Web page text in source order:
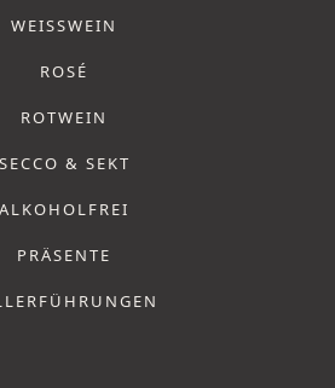
WEISSWEIN
ROSÉ
ROTWEIN
SECCO & SEKT
ALKOHOLFREI
PRÄSENTE